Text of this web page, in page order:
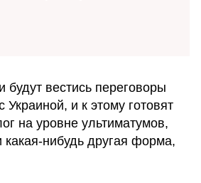
вестись переговоры
и к этому готовят
на уровне ультиматумов,
нибудь другая форма,